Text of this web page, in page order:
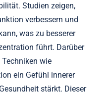
Studien zeigen,
verbessern und
was zu besserer
führt. Darüber
wie
ein Gefühl innerer
stärkt. Dieser